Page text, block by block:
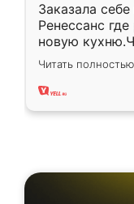
Заказала
Ренессанс
новую
вполне
два года,
Читать полностью